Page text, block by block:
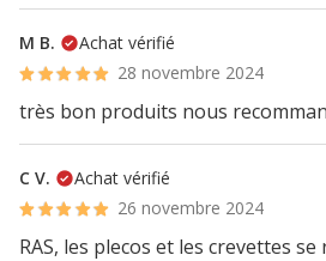
M B.
Achat vérifié
28 novembre 2024
très bon produits nous
C V.
Achat vérifié
26 novembre 2024
RAS, les plecos et les crevettes